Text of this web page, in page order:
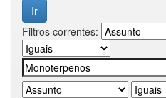
Filtros correntes: